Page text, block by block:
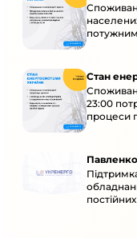
Стан
23:00
процеси